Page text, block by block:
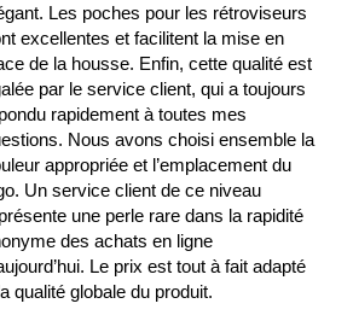
Les poches pour les rétroviseurs
excellentes et facilitent la mise en
de la housse. Enfin, cette qualité est
par le service client, qui a toujours
rapidement à toutes mes
Nous avons choisi ensemble la
appropriée et l’emplacement du
Un service client de ce niveau
une perle rare dans la rapidité
des achats en ligne
Le prix est tout à fait adapté
qualité globale du produit.